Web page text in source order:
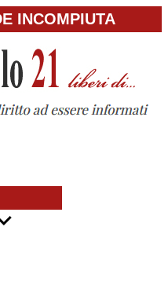
INCOMPIUTA